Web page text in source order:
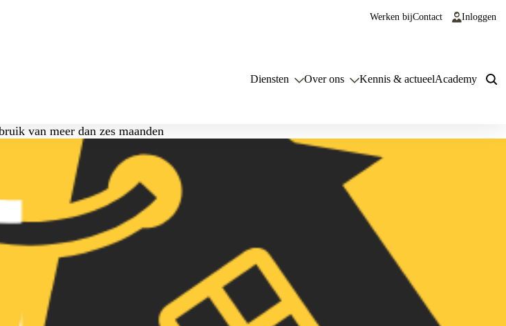
Werken bijContact Inloggen
Diensten Over ons Kennis & actueelAcademy
van meer dan zes maanden